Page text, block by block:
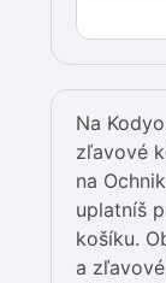
Na
zľavové
na
uplatníš
košíku.
a